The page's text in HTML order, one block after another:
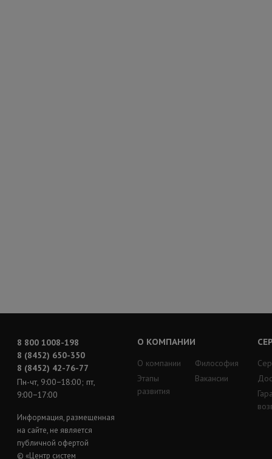
8 800 1008-198
8 (8452) 650-350
8 (8452) 42-76-77
Пн-чт, 9:00−18:00; пт,
9:00−17:00
Информация, размещенная
на сайте, не является
публичной офертой
© «Центр систем
О КОМПАНИИ
О компании
Этапы
развития
Философия
Вакансии